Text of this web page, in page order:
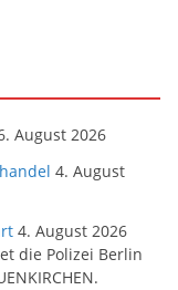
August 2026
4. August
4. August 2026
die Polizei Berlin